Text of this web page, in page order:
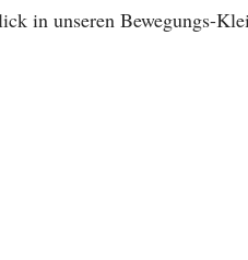
in unseren Bewegungs-